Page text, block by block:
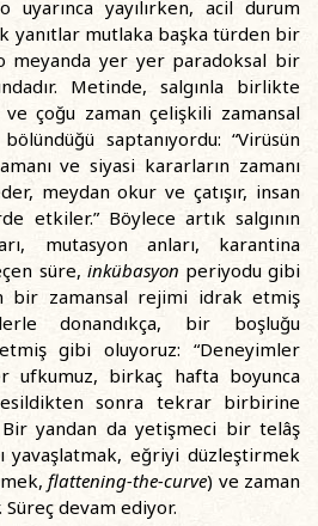
yayılırken, acil durum
yanıtlar mutlaka başka türden bir
yer yer paradoksal bir
Metinde, salgınla birlikte
çoğu zaman çelişkili zamansal
saptanıyordu: “Virüsün
ve siyasi kararların zamanı
meydan okur ve çatışır, insan
etkiler.” Böylece artık salgının
mutasyon anları, karantina
süre, inkübasyon periyodu gibi
bir zamansal rejimi idrak etmiş
donandıkça, bir boşluğu
gibi oluyoruz: “Deneyimler
ufkumuz, birkaç hafta boyunca
sonra tekrar birbirine
Bir yandan da yetişmeci bir telâş
yavaşlatmak, eğriyi düzleştirmek
flattening-the-curve) ve zaman
devam ediyor.